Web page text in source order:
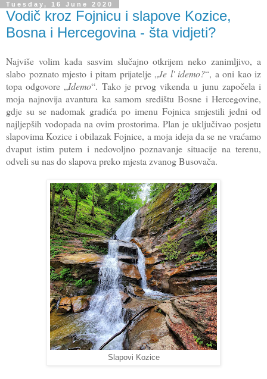
Tuesday, 16 June 2020
Vodič kroz Fojnicu i slapove Kozice,
Bosna i Hercegovina - šta vidjeti?
Najviše volim kada sasvim slučajno otkrijem neko zanimljivo, a
slabo poznato mjesto i pitam prijatelje „Je l' idemo?“, a oni kao iz
topa odgovore „Idemo“. Tako je prvog vikenda u junu započela i
moja najnovija avantura ka samom središtu Bosne i Hercegovine,
gdje su se nadomak gradića po imenu Fojnica smjestili jedni od
najljepših vodopada na ovim prostorima. Plan je uključivao posjetu
slapovima Kozice i obilazak Fojnice, a moja ideja da se ne vraćamo
dvaput istim putem i nedovoljno poznavanje situacije na terenu,
odveli su nas do slapova preko mjesta zvanog Busovača.
Slapovi Kozice